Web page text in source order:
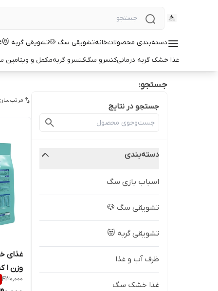
دسته‌بندی محصولاتخانهتشویقی سگ 🐶تشویقی گربه 😻
غذا خشک گربه درمانیکنسرو سگکنسرو گربهمکمل و ویتامین
جستجو:
جستجو در نتایج
دسته‌بندی
اسباب بازی سگ
تشویقی سگ 🐶
تشویقی گربه 😻
ظرف آب و غذا
غذا خشک سگ
کیپ
430,000